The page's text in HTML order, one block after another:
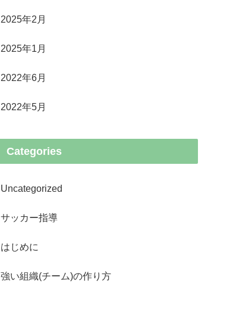
2025年2月
2025年1月
2022年6月
2022年5月
Categories
Uncategorized
サッカー指導
はじめに
強い組織(チーム)の作り方